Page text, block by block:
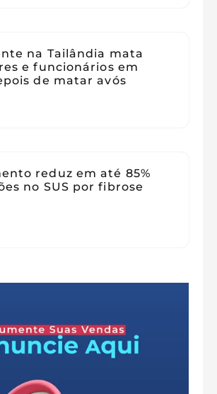
na Tailândia mata
e funcionários em
de matar avós
reduz em até 85%
no SUS por fibrose